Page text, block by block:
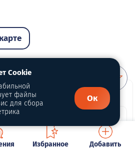
Избранное Добавить
Cookie
файлы
для сбора
Ок